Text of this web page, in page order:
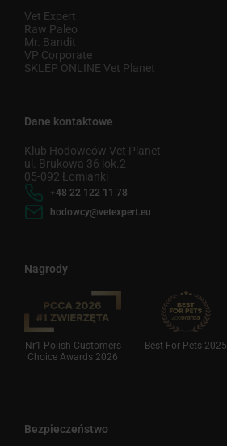
Vet Expert
Raw Paleo
Mr. Bandit
VP Corporate
SKLEP ONLINE Vet Planet
Dane kontaktowe
Klub Hodowców Vet Planet
ul. Brukowa 36 lok.2
05-092 Łomianki
+48 22 122 11 78
hodowcy@vetexpert.eu
Nagrody
Nr1 Polish Customers
Choice Awards 2026
Best For Pets 2025
Bezpieczeństwo